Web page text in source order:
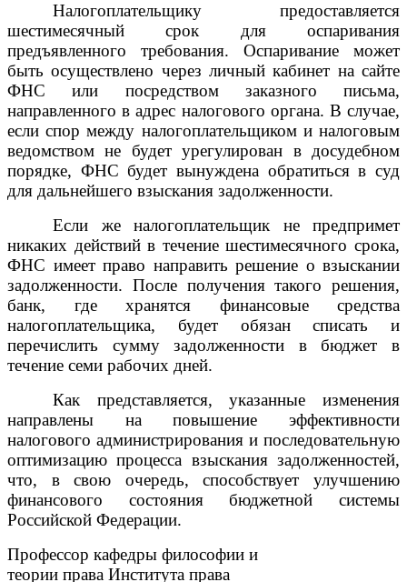
Налогоплательщику предоставляется
шестимесячный срок для оспаривания
предъявленного требования. Оспаривание может
быть осуществлено через личный кабинет на сайте
ФНС или посредством заказного письма,
направленного в адрес налогового органа. В случае,
если спор между налогоплательщиком и налоговым
ведомством не будет урегулирован в досудебном
порядке, ФНС будет вынуждена обратиться в суд
для дальнейшего взыскания задолженности.
Если же налогоплательщик не предпримет
никаких действий в течение шестимесячного срока,
ФНС имеет право направить решение о взыскании
задолженности. После получения такого решения,
банк, где хранятся финансовые средства
налогоплательщика, будет обязан списать и
перечислить сумму задолженности в бюджет в
течение семи рабочих дней.
Как представляется, указанные изменения
направлены на повышение эффективности
налогового администрирования и последовательную
оптимизацию процесса взыскания задолженностей,
что, в свою очередь, способствует улучшению
финансового состояния бюджетной системы
Российской Федерации.
Профессор кафедры философии и
теории права Института права